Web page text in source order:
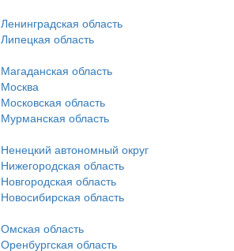
Ленинградская область
Липецкая область
Магаданская область
Москва
Московская область
Мурманская область
Ненецкий автономный округ
Нижегородская область
Новгородская область
Новосибирская область
Омская область
Оренбургская область